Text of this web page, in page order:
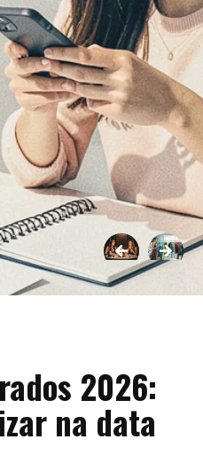
2026:
na data